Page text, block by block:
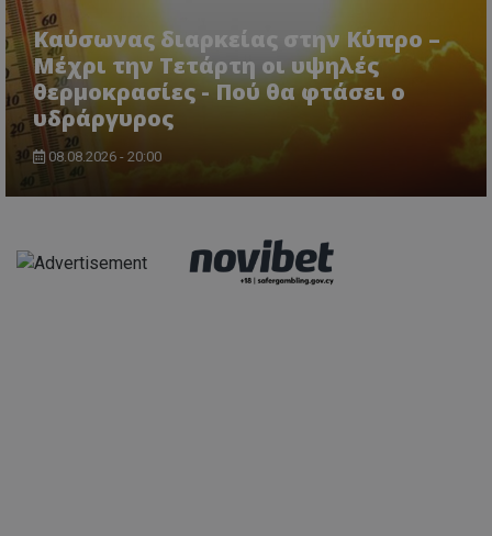
Καύσωνας διαρκείας στην Κύπρο –
Μέχρι την Τετάρτη οι υψηλές
θερμοκρασίες - Πού θα φτάσει ο
υδράργυρος
08.08.2026 - 20:00